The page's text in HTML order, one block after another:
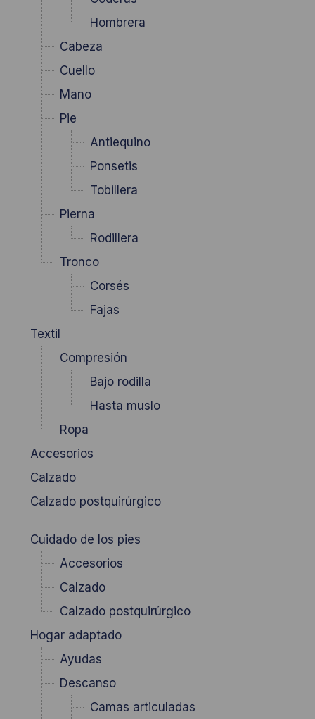
Hombrera
Cabeza
Cuello
Mano
Pie
Antiequino
Ponsetis
Tobillera
Pierna
Rodillera
Tronco
Corsés
Fajas
Textil
Compresión
Bajo rodilla
Hasta muslo
Ropa
Accesorios
Calzado
Calzado postquirúrgico
Cuidado de los pies
Accesorios
Calzado
Calzado postquirúrgico
Hogar adaptado
Ayudas
Descanso
Camas articuladas